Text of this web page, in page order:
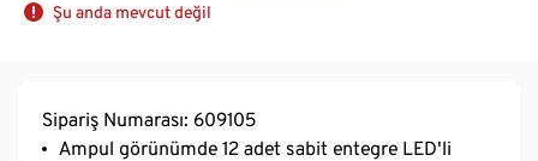
Şu anda mevcut değil
Sipariş Numarası: 609105
Ampul görünümde 12 adet sabit entegre LED'li